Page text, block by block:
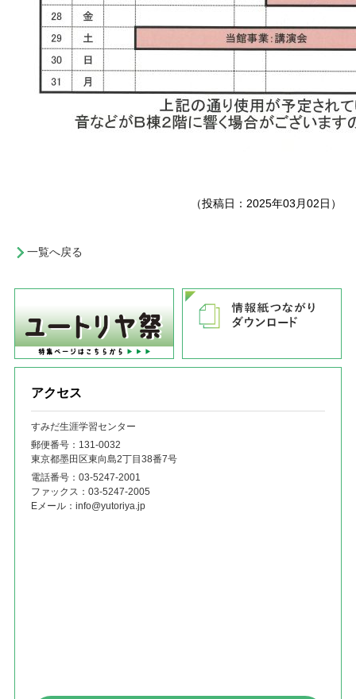
（投稿日：2025年03月02日）
一覧へ戻る
アクセス
すみだ生涯学習センター
郵便番号：131‐0032
東京都墨田区東向島2丁目38番7号
電話番号： 03-5247-2001
ファックス： 03-5247-2005
Eメール： info@yutoriya.jp